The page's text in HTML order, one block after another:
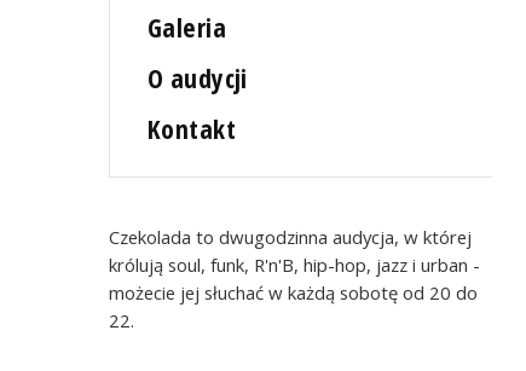
Galeria
O audycji
Kontakt
Czekolada to dwugodzinna audycja, w której
królują soul, funk, R'n'B, hip-hop, jazz i urban -
możecie jej słuchać w każdą sobotę od 20 do
22.